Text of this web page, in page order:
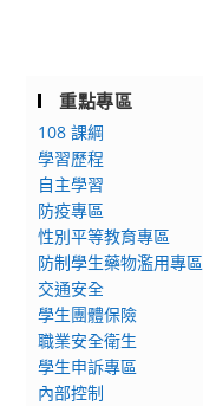
重點專區
108 課綱
學習歷程
自主學習
防疫專區
性別平等教育專區
防制學生藥物濫用專區
交通安全
學生團體保險
職業安全衛生
學生申訴專區
內部控制